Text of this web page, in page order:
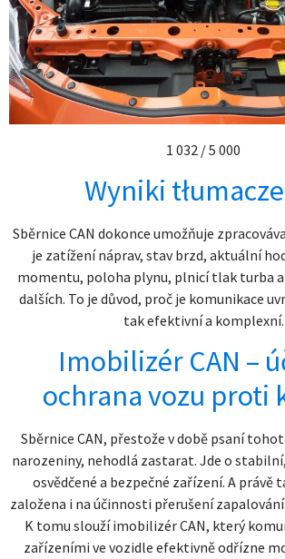
1 032 / 5 000
Wyniki
Sběrnice CAN dokonce umožňuje
je zatížení náprav, stav brzd, aktuální
momentu, poloha plynu, plnicí tlak turba
dalších. To je důvod, proč je komunikace
tak efektivní a komplexní.
Imobilizér CAN –
ochrana vozu proti
Sběrnice CAN, přestože v době psaní
narozeniny, nehodlá zastarat. Jde o
osvědčené a bezpečné zařízení. A právě
založena i na účinnosti přerušení zapalování
K tomu slouží imobilizér CAN, který
zařízeními ve vozidle efektivně odřízne